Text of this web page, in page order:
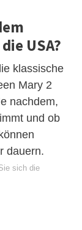
USA?
klassische
Mary 2
nachdem,
und ob
dauern.
sich die